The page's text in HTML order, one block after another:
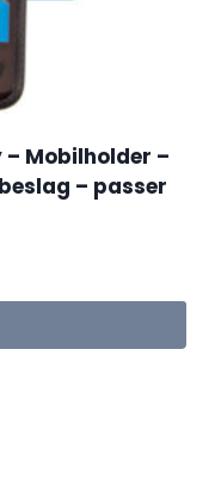
Mobilholder –
– passer